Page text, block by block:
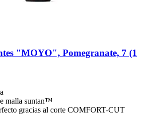
"MOYO", Pomegranate, 7 (1
malla suntan™
gracias al corte COMFORT-CUT